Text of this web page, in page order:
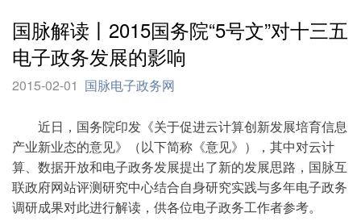
国脉解读丨2015国务院“5号文”对十三五
电子政务发展的影响
2015-02-01 国脉电子政务网
近日，国务院印发《关于促进云计算创新发展培育信息
产业新业态的意见》（以下简称《意见》），其中对云计
算、数据开放和电子政务发展提出了新的发展思路，国脉互
联政府网站评测研究中心结合自身研究实践与多年电子政务
调研成果对此进行解读，供各位电子政务工作者参考。